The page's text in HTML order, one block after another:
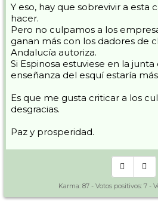
Y eso, hay que sobrevivir a esta
hacer.
Pero no culpamos a los
ganan más con los dadores de
Andalucía autoriza.
Si Espinosa estuviese en la
enseñanza del esquí estaría
Es que me gusta criticar a los
desgracias.
Paz y prosperidad.
Karma: 87 - Votos positivos: 7 -